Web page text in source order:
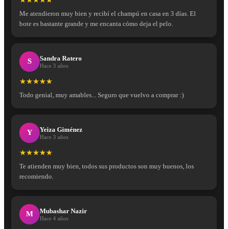
Me atendieron muy bien y recibí el champú en casa en 3 días. El
bote es bastante grande y me encanta cómo deja el pelo.
S Sandra Ratero
Hace 3 años
★★★★★
Todo genial, muy amables... Seguro que vuelvo a comprar :)
Y Yeiza Giménez
Hace 3 años
★★★★★
Te atienden muy bien, todos sus productos son muy buenos, los
recomiendo.
M Mubashar Nazir
Hace 4 años